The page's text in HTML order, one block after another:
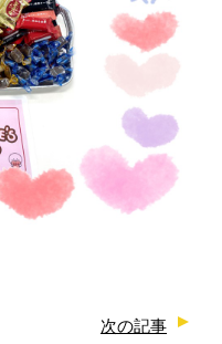
次の記事